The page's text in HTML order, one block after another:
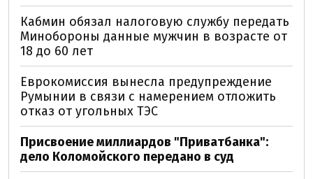
Кабмин обязал налоговую службу передать
Минобороны данные мужчин в возрасте от
18 до 60 лет
Еврокомиссия вынесла предупреждение
Румынии в связи с намерением отложить
отказ от угольных ТЭС
Присвоение миллиардов "Приватбанка":
дело Коломойского передано в суд